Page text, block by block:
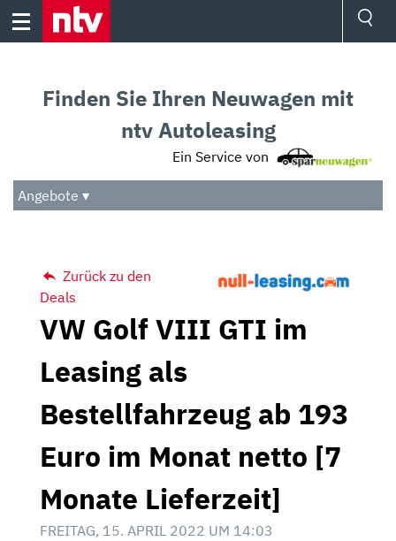
Skip
Audio
Das Beste
Finden Sie Ihren Neuwagen mit
ntv Autoleasing
Ein Service von
Angebote ▾
Zurück zu den
Deals
VW Golf VIII GTI im
Leasing als
Bestellfahrzeug ab 193
Euro im Monat netto [7
Monate Lieferzeit]
FREITAG, 15. APRIL 2022 UM 14:03